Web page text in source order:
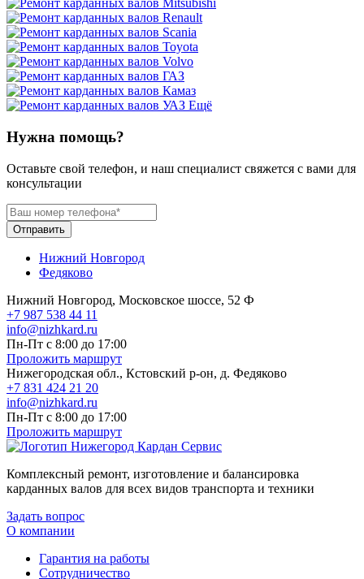
Ещё
Нужна помощь?
Оставьте свой телефон, и наш специалист свяжется с вами для
консультации
Отправить
Нижний Новгород
Федяково
Нижний Новгород, Московское шоссе, 52 Ф
+7 987 538 44 11
info@nizhkard.ru
Пн-Пт с 8:00 до 17:00
Проложить маршрут
Нижегородская обл., Кстовский р-он, д. Федяково
+7 831 424 21 20
info@nizhkard.ru
Пн-Пт с 8:00 до 17:00
Проложить маршрут
Комплексный ремонт, изготовление и балансировка
карданных валов для всех видов транспорта и техники
Задать вопрос
О компании
Гарантия на работы
Сотрудничество